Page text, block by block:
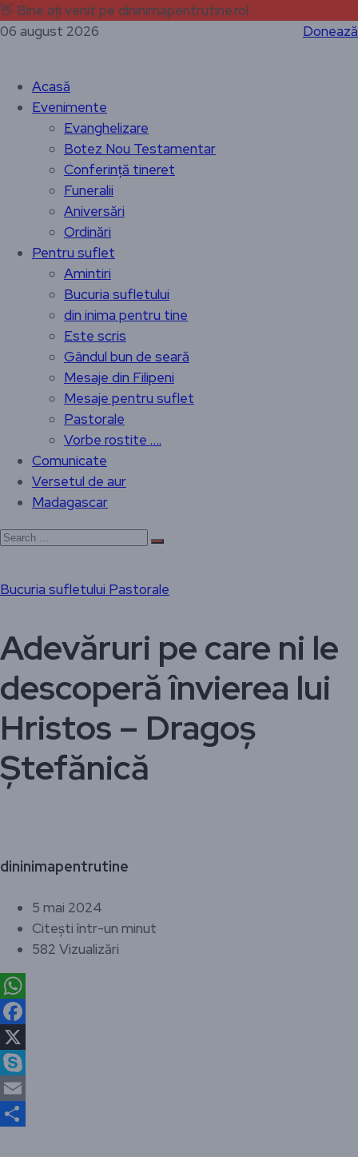
👋 Bine ați venit pe dininimapentrutine.ro!
06 august 2026
Donează
Acasă
Evenimente
Evanghelizare
Botez Nou Testamentar
Conferință tineret
Funeralii
Aniversări
Ordinări
Pentru suflet
Amintiri
Bucuria sufletului
din inima pentru tine
Este scris
Gândul bun de seară
Mesaje din Filipeni
Mesaje pentru suflet
Pastorale
Vorbe rostite ….
Comunicate
Versetul de aur
Madagascar
Bucuria sufletului Pastorale
Adevăruri pe care ni le
descoperă învierea lui
Hristos – Dragoș
Ștefănică
dininimapentrutine
5 mai 2024
Citești într-un minut
582 Vizualizări
WhatsApp
Facebook
X
Skype
Email